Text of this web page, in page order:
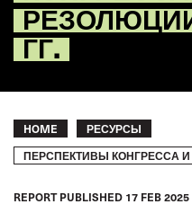
ГГ.
Breadcrumb
HOME РЕСУРСЫ
ПЕРСПЕКТИВЫ КОНГРЕССА И
REPORT PUBLISHED 17 FEB 2025